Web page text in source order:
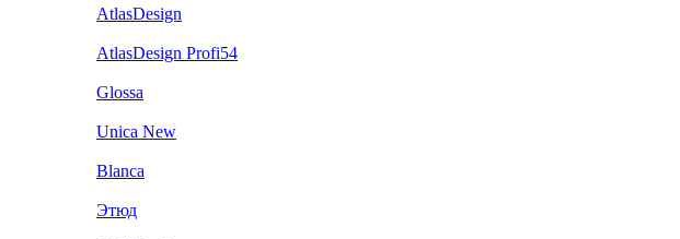
AtlasDesign
AtlasDesign Profi54
Glossa
Unica New
Blanca
Этюд